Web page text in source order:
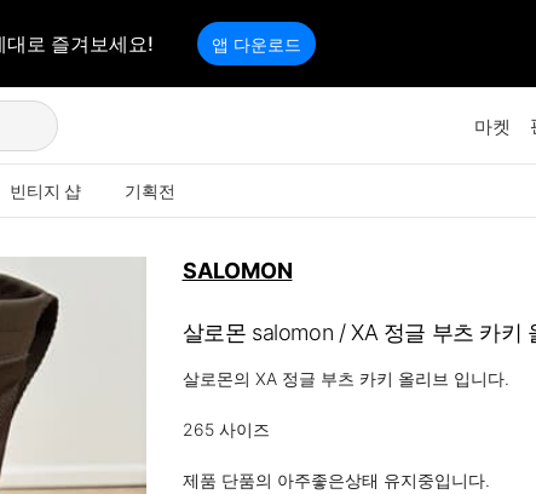
대로 즐겨보세요! 앱 다운로드
마켓
빈티지 샵 기획전
SALOMON
살로몬 salomon / XA 정글 부츠 카키
살로몬의 XA 정글 부츠 카키 올리브 입니다.
265 사이즈
제품 단품의 아주좋은상태 유지중입니다.